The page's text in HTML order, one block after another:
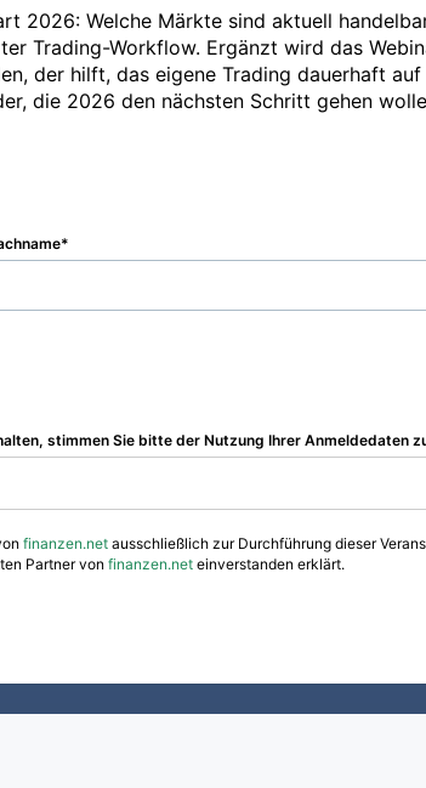
2026: Welche Märkte sind aktuell
Trading-Workflow. Ergänzt wird das
der hilft, das eigene Trading dauerhaft auf
die 2026 den nächsten Schritt gehen
stimmen Sie bitte der Nutzung Ihrer Anmeldedaten
finanzen.net ausschließlich zur Durchführung dieser
Partner von finanzen.net einverstanden erklärt.